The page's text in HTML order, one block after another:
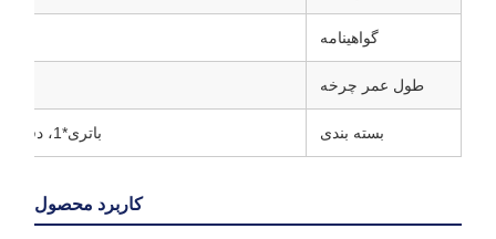
گواهینامه
طول عمر چرخه
بسته بندی باتری*1، دفترچه راهنما*1، M8*12 میلی‌متر*2
کاربرد محصول